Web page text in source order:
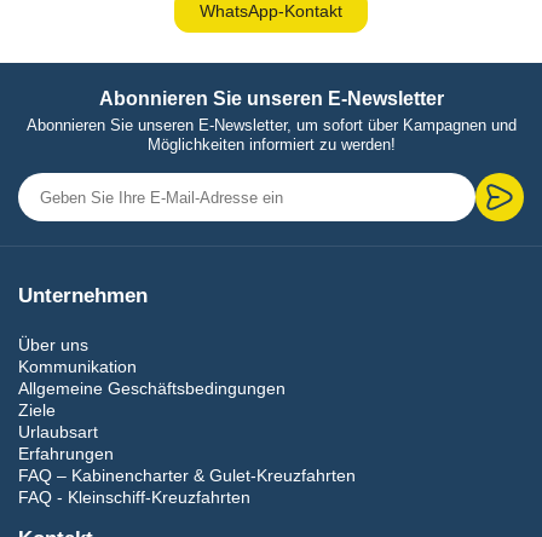
WhatsApp-Kontakt
Abonnieren Sie unseren E-Newsletter
Abonnieren Sie unseren E-Newsletter, um sofort über Kampagnen und
Möglichkeiten informiert zu werden!
Unternehmen
Über uns
Kommunikation
Allgemeine Geschäftsbedingungen
Ziele
Urlaubsart
Erfahrungen
FAQ – Kabinencharter & Gulet-Kreuzfahrten
FAQ - Kleinschiff-Kreuzfahrten